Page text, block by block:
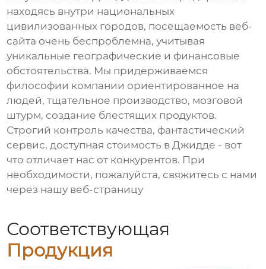
находясь внутри национальных
цивилизованных городов, посещаемость веб-
сайта очень беспроблемна, учитывая
уникальные географические и финансовые
обстоятельства. Мы придерживаемся
философии компании ориентированное на
людей, тщательное производство, мозговой
штурм, создание блестящих продуктов.
Строгий контроль качества, фантастический
сервис, доступная стоимость в Джидде - вот
что отличает нас от конкурентов. При
необходимости, пожалуйста, свяжитесь с нами
через нашу веб-страницу
Соответствующая
Продукция